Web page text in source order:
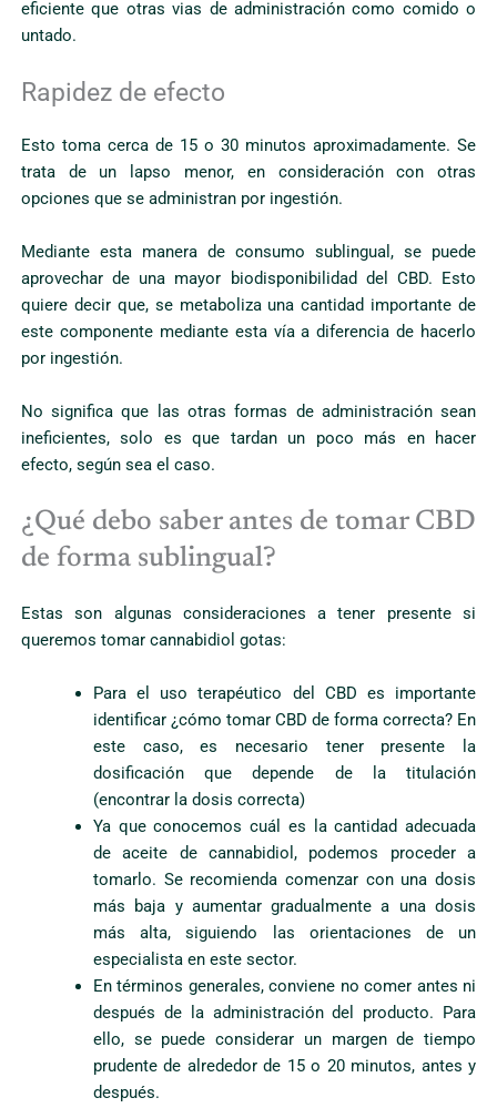
eficiente que otras vias de administración como comido o
untado.
Rapidez de efecto
Esto toma cerca de 15 o 30 minutos aproximadamente. Se
trata de un lapso menor, en consideración con otras
opciones que se administran por ingestión.
Mediante esta manera de consumo sublingual, se puede
aprovechar de una mayor biodisponibilidad del CBD. Esto
quiere decir que, se metaboliza una cantidad importante de
este componente mediante esta vía a diferencia de hacerlo
por ingestión.
No significa que las otras formas de administración sean
ineficientes, solo es que tardan un poco más en hacer
efecto, según sea el caso.
¿Qué debo saber antes de tomar CBD
de forma sublingual?
Estas son algunas consideraciones a tener presente si
queremos tomar cannabidiol gotas:
Para el uso terapéutico del CBD es importante
identificar ¿cómo tomar CBD de forma correcta? En
este caso, es necesario tener presente la
dosificación que depende de la titulación
(encontrar la dosis correcta)
Ya que conocemos cuál es la cantidad adecuada
de aceite de cannabidiol, podemos proceder a
tomarlo. Se recomienda comenzar con una dosis
más baja y aumentar gradualmente a una dosis
más alta, siguiendo las orientaciones de un
especialista en este sector.
En términos generales, conviene no comer antes ni
después de la administración del producto. Para
ello, se puede considerar un margen de tiempo
prudente de alrededor de 15 o 20 minutos, antes y
después.